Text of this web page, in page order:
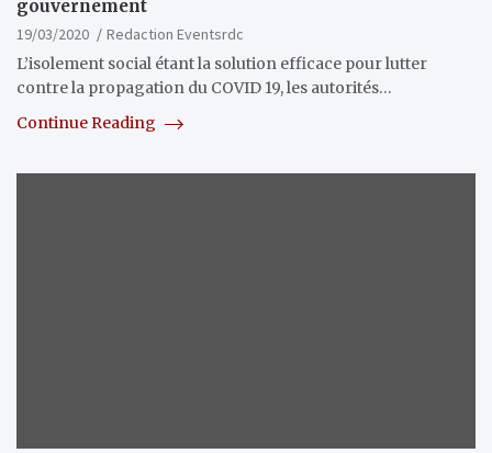
gouvernement
19/03/2020
Redaction Eventsrdc
L’isolement social étant la solution efficace pour lutter
contre la propagation du COVID 19, les autorités…
Continue Reading